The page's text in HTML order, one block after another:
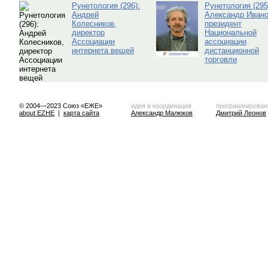
Рунетология (296):
Андрей
Колесников,
директор
Ассоциации
интернета вещей
Рунетология
Александр
президент
Национальной
ассоциации
дистанционной
торговли
© 2004—2023 Союз «ЕЖЕ»
about EZHE | карта сайта
идея и координация
Александр Малюков
Дмитрий Леонов